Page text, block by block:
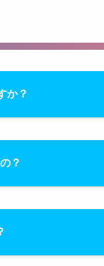
か？
？